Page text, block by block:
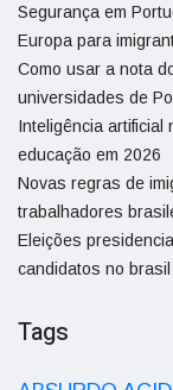
Segurança em
Europa para
Como usar a nota
universidades de
Inteligência
educação em 2026
Novas regras de
trabalhadores
Eleições
candidatos no brasil
Tags